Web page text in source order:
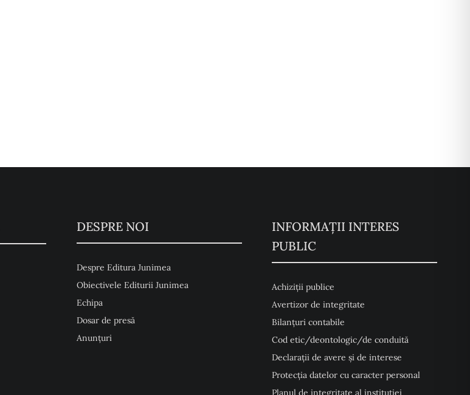
DESPRE NOI
Despre Editura Junimea
Obiectivele Editurii Junimea
Echipa
Dosar de presă
Anunţuri
INFORMAȚII INTERES
PUBLIC
Achiziții publice
Avertizor de integritate
Bilanțuri contabile
Cod etic/deontologic/de conduită
Declarații de avere și de interese
Protecția datelor cu caracter personal
Planul de integritate al instituției